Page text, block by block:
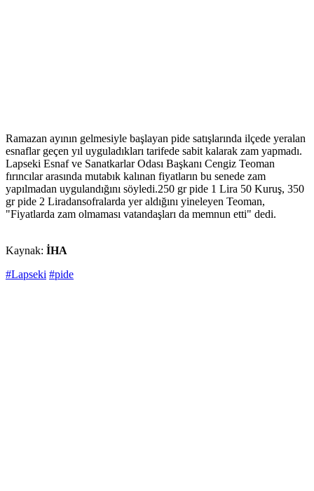
Ramazan ayının gelmesiyle başlayan pide satışlarında ilçede yeralan
esnaflar geçen yıl uyguladıkları tarifede sabit kalarak zam yapmadı.
Lapseki Esnaf ve Sanatkarlar Odası Başkanı Cengiz Teoman
fırıncılar arasında mutabık kalınan fiyatların bu senede zam
yapılmadan uygulandığını söyledi.250 gr pide 1 Lira 50 Kuruş, 350
gr pide 2 Liradansofralarda yer aldığını yineleyen Teoman,
"Fiyatlarda zam olmaması vatandaşları da memnun etti" dedi.
Kaynak: İHA
#Lapseki #pide